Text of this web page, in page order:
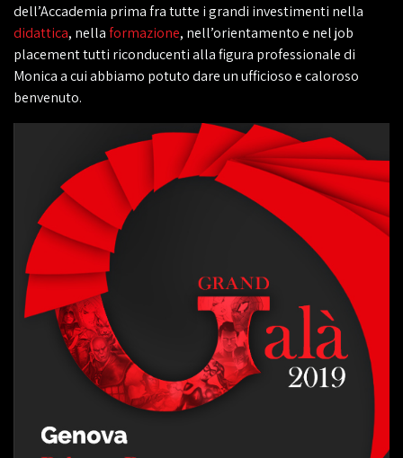
dell’Accademia prima fra tutte i grandi investimenti nella
didattica, nellaformazione, nell’orientamento e nel job
placement tutti riconducenti alla figura professionale di
Monica a cui abbiamo potuto dare un ufficioso e caloroso
benvenuto.